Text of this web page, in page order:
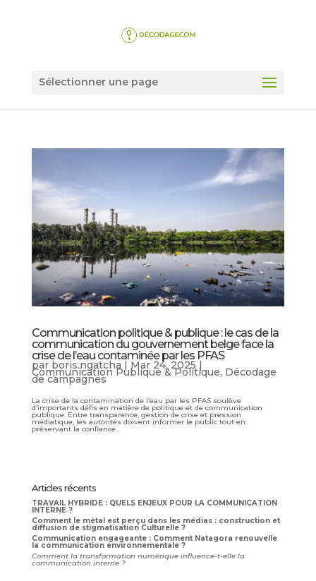
Sélectionner une page
Communication politique & publique : le cas de la
communication du gouvernement belge face la
crise de l’eau contaminée par les PFAS
par boris.ngatcha | Mar 24, 2025 |
Communication Publique & Politique, Décodage
de campagnes
La crise de la contamination de l’eau par les PFAS soulève
d’importants défis en matière de politique et de communication
publique. Entre transparence, gestion de crise et pression
médiatique, les autorités doivent informer le public tout en
préservant la confiance...
Articles récents
TRAVAIL HYBRIDE : QUELS ENJEUX POUR LA COMMUNICATION
INTERNE ?
Comment le métal est perçu dans les médias : construction et
diffusion de stigmatisation Culturelle ?
Communication engageante : Comment Natagora renouvelle
la communication environnementale ?
Comment la transformation numérique influence-t-elle la
communication interne ?